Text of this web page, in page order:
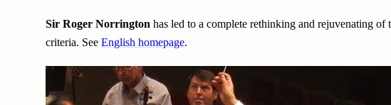
Sir Roger Norrington has led to a complete rethinking and rejuvenating
criteria. See English homepage.